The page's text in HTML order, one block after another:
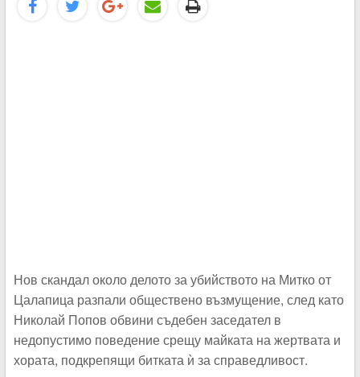
Нов скандал около делото за убийството на Митко от
Цалапица разпали обществено възмущение, след като
Николай Попов обвини съдебен заседател в
недопустимо поведение срещу майката на жертвата и
хората, подкрепящи битката ѝ за справедливост.